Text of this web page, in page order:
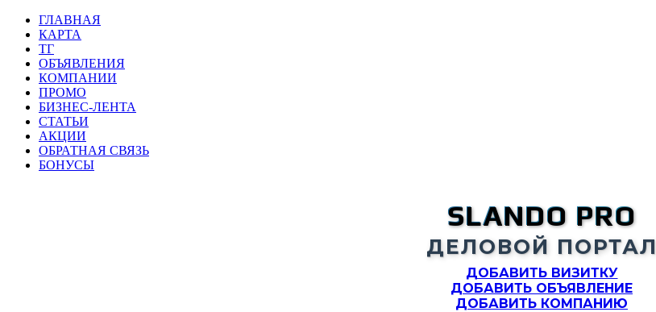
ГЛАВНАЯ
КАРТА
ТГ
ОБЪЯВЛЕНИЯ
КОМПАНИИ
ПРОМО
БИЗНЕС-ЛЕНТА
СТАТЬИ
АКЦИИ
ОБРАТНАЯ СВЯЗЬ
БОНУСЫ
SLANDO PRO
ДЕЛОВОЙ ПОРТАЛ
ДОБАВИТЬ ВИЗИТКУ
ДОБАВИТЬ ОБЪЯВЛЕНИЕ
ДОБАВИТЬ КОМПАНИЮ